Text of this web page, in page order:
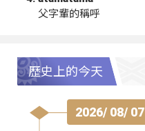
父字輩的稱呼
歷史上的今天
2026/ 08/ 07